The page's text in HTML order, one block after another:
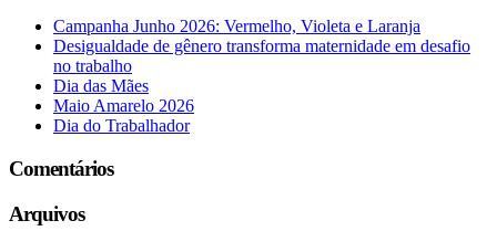
Campanha Junho 2026: Vermelho, Violeta e Laranja
Desigualdade de gênero transforma maternidade em desafio
no trabalho
Dia das Mães
Maio Amarelo 2026
Dia do Trabalhador
Comentários
Arquivos